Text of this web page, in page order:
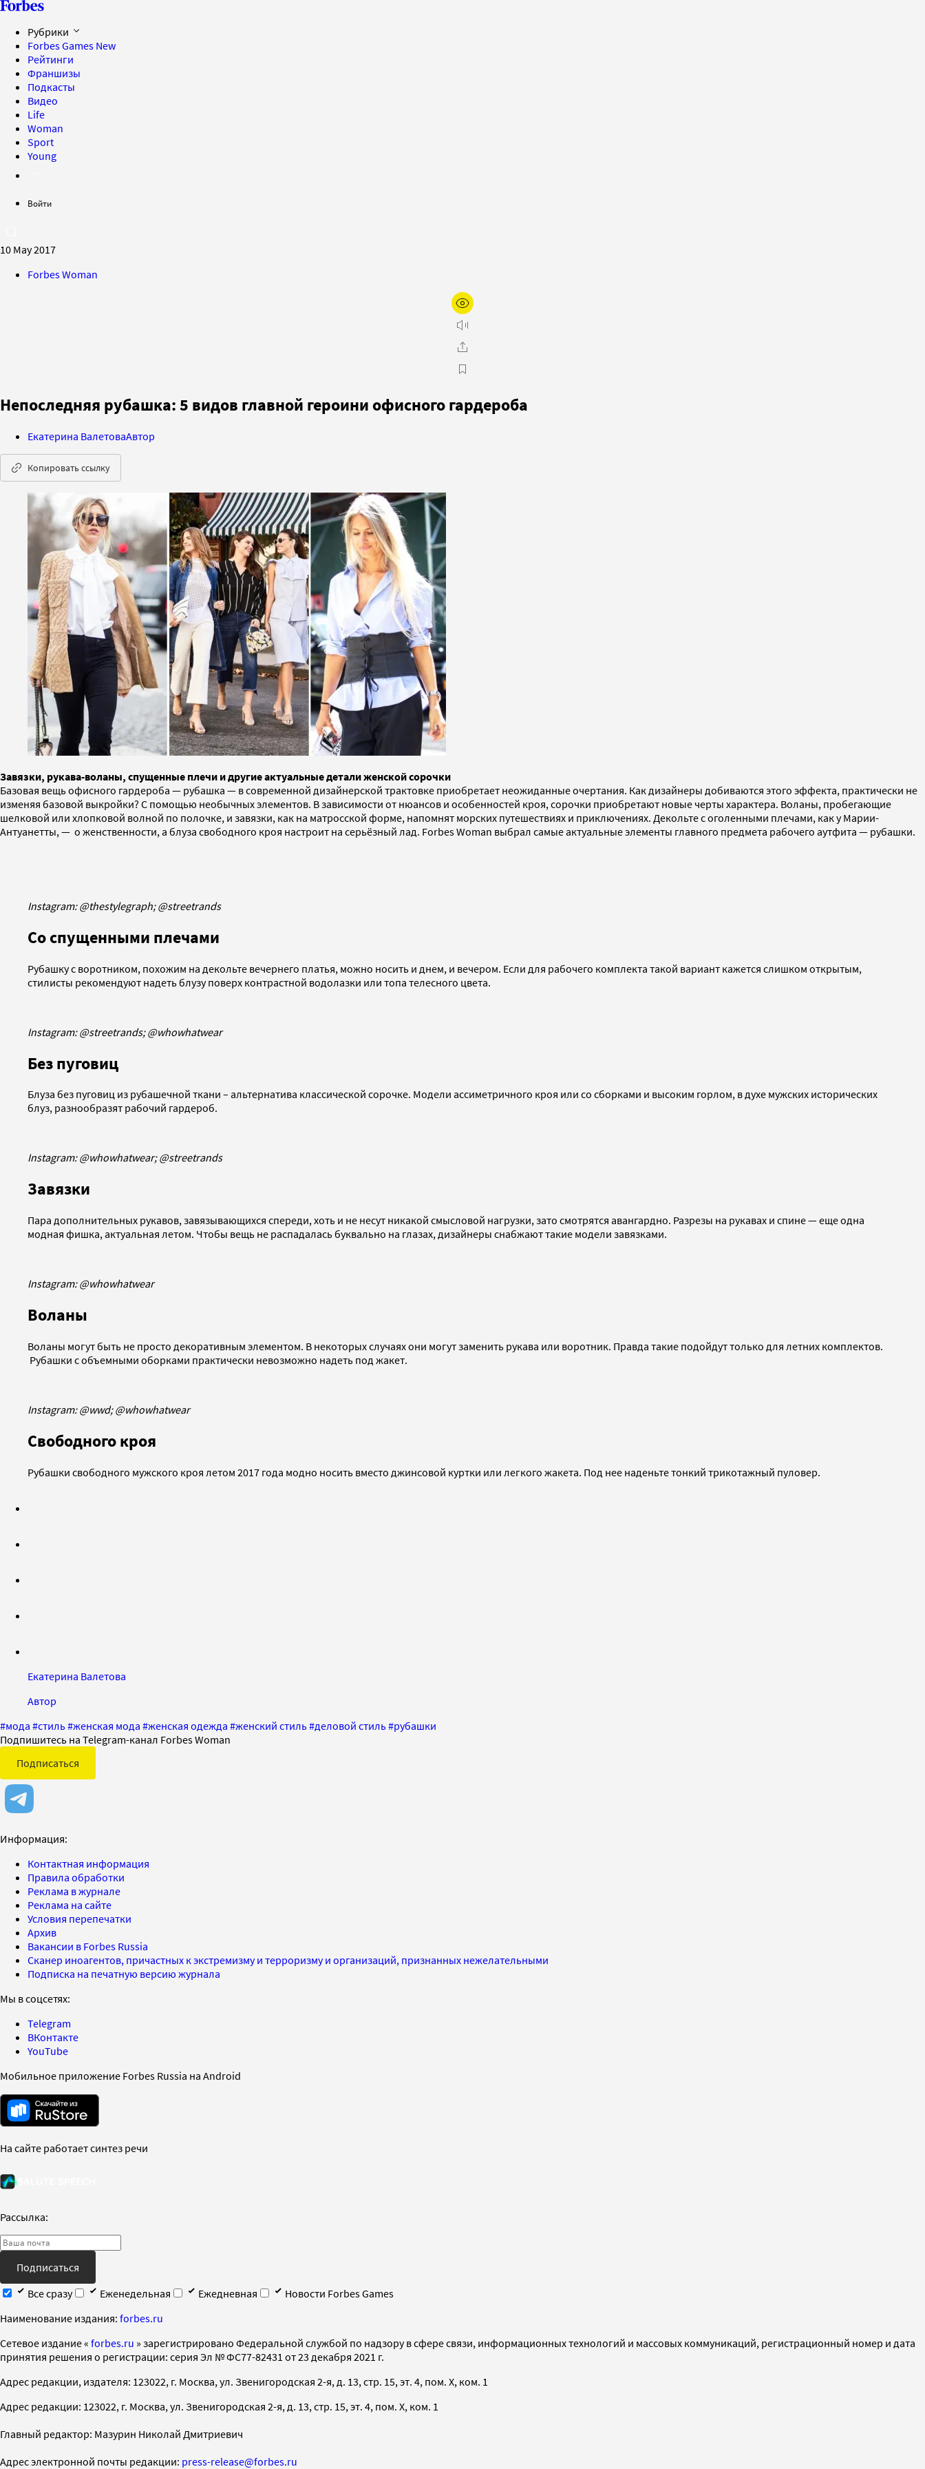
Рубрики
Forbes Games New
Рейтинги
Франшизы
Подкасты
Видео
Life
Woman
Sport
Young
Войти
10 May 2017
Forbes Woman
Непоследняя рубашка: 5 видов главной героини офисного гардероба
Екатерина ВалетоваАвтор
Копировать ссылку
Завязки, рукава-воланы, спущенные плечи и другие актуальные детали женской сорочки
Базовая вещь офисного гардероба — рубашка — в современной дизайнерской трактовке приобретает неожиданные очертания. Как дизайнеры добиваются этого эффекта, практически не
изменяя базовой выкройки? С помощью необычных элементов. В зависимости от нюансов и особенностей кроя, сорочки приобретают новые черты характера. Воланы, пробегающие
шелковой или хлопковой волной по полочке, и завязки, как на матросской форме, напомнят морских путешествиях и приключениях. Декольте с оголенными плечами, как у Марии-
Антуанетты, — о женственности, а блуза свободного кроя настроит на серьёзный лад. Forbes Woman выбрал самые актуальные элементы главного предмета рабочего аутфита — рубашки.
Instagram: @thestylegraph; @streetrands
Со спущенными плечами
Рубашку с воротником, похожим на декольте вечернего платья, можно носить и днем, и вечером. Если для рабочего комплекта такой вариант кажется слишком открытым,
стилисты рекомендуют надеть блузу поверх контрастной водолазки или топа телесного цвета.
Instagram: @streetrands; @whowhatwear
Без пуговиц
Блуза без пуговиц из рубашечной ткани – альтернатива классической сорочке. Модели ассиметричного кроя или со сборками и высоким горлом, в духе мужских исторических
блуз, разнообразят рабочий гардероб.
Instagram: @whowhatwear; @streetrands
Завязки
Пара дополнительных рукавов, завязывающихся спереди, хоть и не несут никакой смысловой нагрузки, зато смотрятся авангардно. Разрезы на рукавах и спине — еще одна
модная фишка, актуальная летом. Чтобы вещь не распадалась буквально на глазах, дизайнеры снабжают такие модели завязками.
Instagram: @whowhatwear
Воланы
Воланы могут быть не просто декоративным элементом. В некоторых случаях они могут заменить рукава или воротник. Правда такие подойдут только для летних комплектов.
Рубашки с объемными оборками практически невозможно надеть под жакет.
Instagram: @wwd; @whowhatwear
Свободного кроя
Рубашки свободного мужского кроя летом 2017 года модно носить вместо джинсовой куртки или легкого жакета. Под нее наденьте тонкий трикотажный пуловер.
Екатерина Валетова
Автор
#мода #стиль#женская мода #женская одежда #женский стиль#деловой стиль#рубашки
Подпишитесь на Telegram-канал Forbes Woman
Подписаться
Информация:
Контактная информация
Правила обработки
Реклама в журнале
Реклама на сайте
Условия перепечатки
Архив
Вакансии в Forbes Russia
Сканер иноагентов, причастных к экстремизму и терроризму и организаций, признанных нежелательными
Подписка на печатную версию журнала
Мы в соцсетях:
Telegram
ВКонтакте
YouTube
Мобильное приложение Forbes Russia на Android
На сайте работает синтез речи
Рассылка:
Подписаться
Все сразу
Еженедельная Ежедневная
Новости Forbes Games
Наименование издания: forbes.ru
Cетевое издание « forbes.ru » зарегистрировано Федеральной службой по надзору в сфере связи, информационных технологий и массовых коммуникаций, регистрационный номер и дата
принятия решения о регистрации: серия Эл № ФС77-82431 от 23 декабря 2021 г.
Адрес редакции, издателя: 123022, г. Москва, ул. Звенигородская 2-я, д. 13, стр. 15, эт. 4, пом. X, ком. 1
Адрес редакции: 123022, г. Москва, ул. Звенигородская 2-я, д. 13, стр. 15, эт. 4, пом. X, ком. 1
Главный редактор: Мазурин Николай Дмитриевич
Адрес электронной почты редакции: press-release@forbes.ru